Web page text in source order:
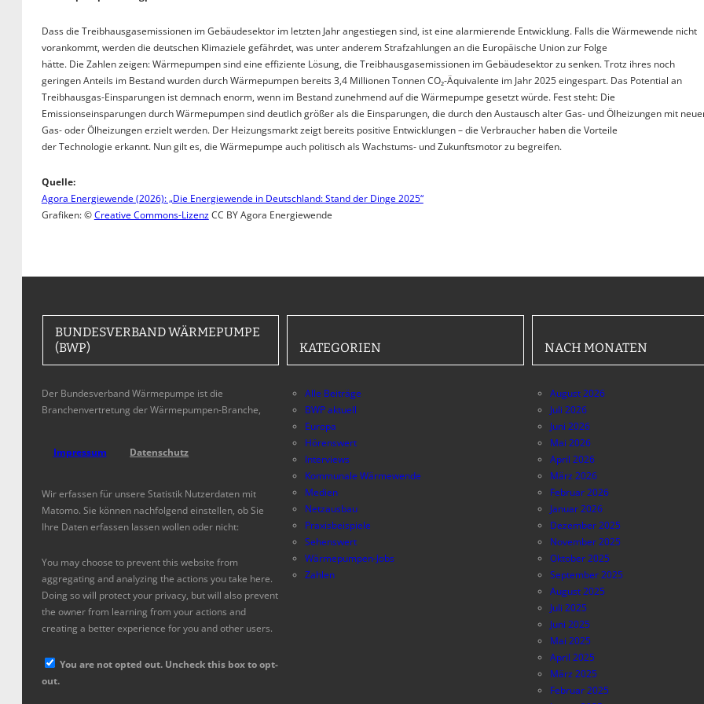
Dass die Treibhausgasemissionen im Gebäudesektor im letzten Jahr angestiegen sind, ist eine alarmierende Entwicklung. Falls die Wärmewende nicht
vorankommt, werden die deutschen Klimaziele gefährdet, was unter anderem Strafzahlungen an die Europäische Union zur Folge
hätte. Die Zahlen zeigen: Wärmepumpen sind eine effiziente Lösung, die Treibhausgasemissionen im Gebäudesektor zu senken. Trotz ihres noch
geringen Anteils im Bestand wurden durch Wärmepumpen bereits 3,4 Millionen Tonnen CO₂-Äquivalente im Jahr 2025 eingespart. Das Potential an
Treibhausgas-Einsparungen ist demnach enorm, wenn im Bestand zunehmend auf die Wärmepumpe gesetzt würde. Fest steht: Die
Emissionseinsparungen durch Wärmepumpen sind deutlich größer als die Einsparungen, die durch den Austausch alter Gas- und Ölheizungen mit
Gas- oder Ölheizungen erzielt werden. Der Heizungsmarkt zeigt bereits positive Entwicklungen – die Verbraucher haben die Vorteile
der Technologie erkannt. Nun gilt es, die Wärmepumpe auch politisch als Wachstums- und Zukunftsmotor zu begreifen.
Quelle:
Agora Energiewende (2026): „Die Energiewende in Deutschland: Stand der Dinge 2025“
Grafiken: ©Creative Commons-LizenzCC BY Agora Energiewende
BUNDESVERBAND WÄRMEPUMPE
(BWP)
Der Bundesverband Wärmepumpe ist die
Branchenvertretung der Wärmepumpen-Branche,
Impressum Datenschutz
Wir erfassen für unsere Statistik Nutzerdaten mit
Matomo. Sie können nachfolgend einstellen, ob Sie
Ihre Daten erfassen lassen wollen oder nicht:
You may choose to prevent this website from
aggregating and analyzing the actions you take here.
Doing so will protect your privacy, but will also prevent
the owner from learning from your actions and
creating a better experience for you and other users.
You are not opted out. Uncheck this box to opt-
out.
KATEGORIEN
Alle Beiträge
BWP aktuell
Europa
Hörenswert
Interviews
Kommunale Wärmewende
Medien
Netzausbau
Praxisbeispiele
Sehenswert
Wärmepumpen-Jobs
Zahlen
NACH MONATEN
August 2026
Juli 2026
Juni 2026
Mai 2026
April 2026
März 2026
Februar 2026
Januar 2026
Dezember 2025
November 2025
Oktober 2025
September 2025
August 2025
Juli 2025
Juni 2025
Mai 2025
April 2025
März 2025
Februar 2025